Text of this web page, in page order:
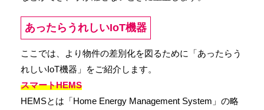
あったらうれしいIoT機器
ここでは、より物件の差別化を図るために「あったらう
れしいIoT機器」をご紹介します。
スマートHEMS
HEMSとは「Home Energy Management System」の略